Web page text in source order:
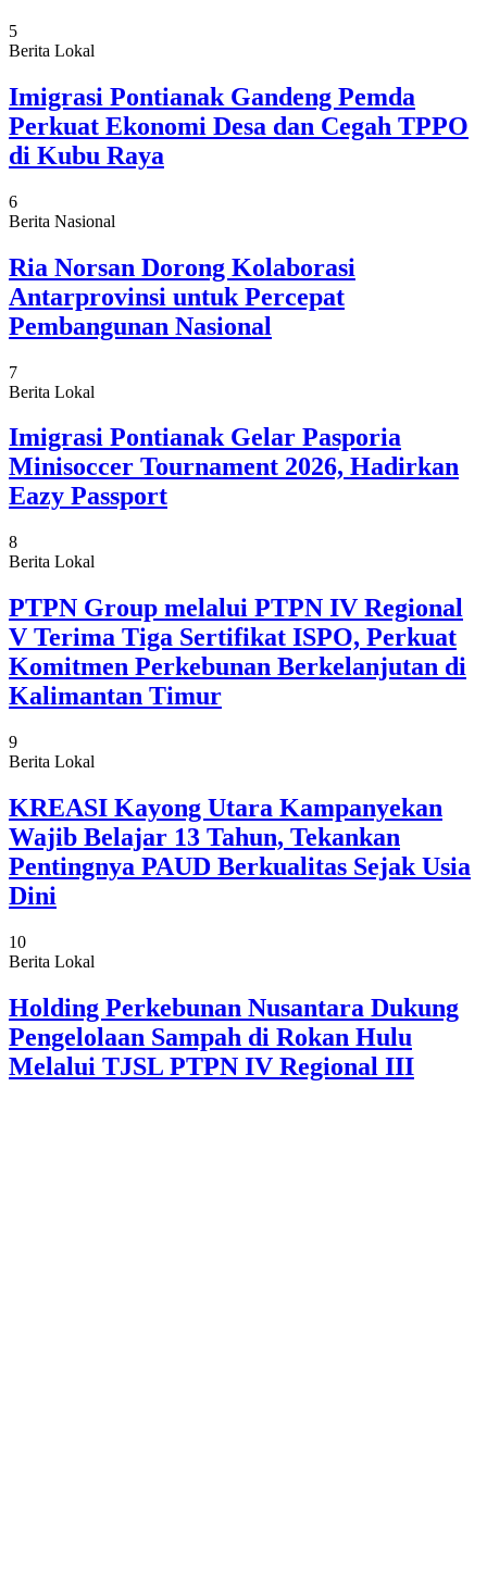
5
Berita Lokal
Imigrasi Pontianak Gandeng Pemda
Perkuat Ekonomi Desa dan Cegah TPPO
di Kubu Raya
6
Berita Nasional
Ria Norsan Dorong Kolaborasi
Antarprovinsi untuk Percepat
Pembangunan Nasional
7
Berita Lokal
Imigrasi Pontianak Gelar Pasporia
Minisoccer Tournament 2026, Hadirkan
Eazy Passport
8
Berita Lokal
PTPN Group melalui PTPN IV Regional
V Terima Tiga Sertifikat ISPO, Perkuat
Komitmen Perkebunan Berkelanjutan di
Kalimantan Timur
9
Berita Lokal
KREASI Kayong Utara Kampanyekan
Wajib Belajar 13 Tahun, Tekankan
Pentingnya PAUD Berkualitas Sejak Usia
Dini
10
Berita Lokal
Holding Perkebunan Nusantara Dukung
Pengelolaan Sampah di Rokan Hulu
Melalui TJSL PTPN IV Regional III